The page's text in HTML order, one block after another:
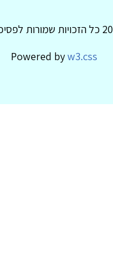
Powered byw3.css